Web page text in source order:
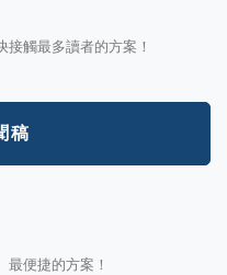
觸最多讀者的方案！
稿
便捷的方案！